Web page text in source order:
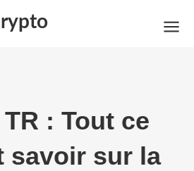
: Tout ce
savoir sur la